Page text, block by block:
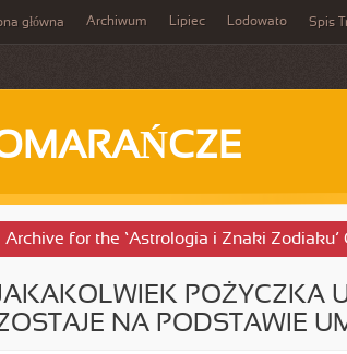
główna Archiwum Lipiec Lodowato Spis
Archive for the ‘Astrologia i Znaki Zodiaku’
POŻYCZKA
NA PODSTAWIE